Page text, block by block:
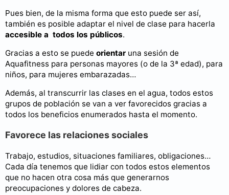
Pues bien, de la misma forma que esto puede ser así,
también es posible adaptar el nivel de clase para hacerla
accesible a todos los públicos.
Gracias a esto se puede orientar una sesión de
Aquafitness para personas mayores (o de la 3ª edad), para
niños, para mujeres embarazadas…
Además, al transcurrir las clases en el agua, todos estos
grupos de población se van a ver favorecidos gracias a
todos los beneficios enumerados hasta el momento.
Favorece las relaciones sociales
Trabajo, estudios, situaciones familiares, obligaciones…
Cada día tenemos que lidiar con todos estos elementos
que no hacen otra cosa más que generarnos
preocupaciones y dolores de cabeza.